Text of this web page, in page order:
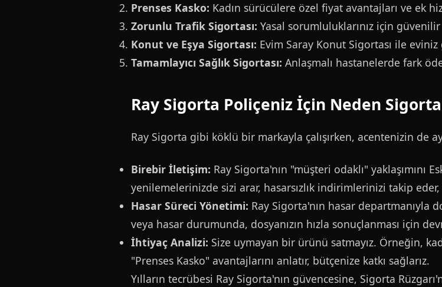
Prenses Kasko: Kadın sürücülere özel fiyat avantajları ve ek
Zorunlu Trafik Sigortası: Yasal sorumluluklarınız için
Konut ve Eşya Sigortası: Evim Saray Konut Sigortası ile
Tamamlayıcı Sağlık Sigortası: Anlaşmalı hastanelerde fark
Ray Sigorta Poliçeniz İçin Neden Sigorta
Ray Sigorta gibi köklü bir markayla çalışırken, acentenizin de
Birebir İletişim: Ray Sigorta'nın "müşteri odaklı" yaklaşımını
yenilemelerinizde sizi arar, hasarsızlık indirimlerinizi takip eder,
Hasar Süreci Yönetimi: Ray Sigorta'nın hasar departmanıyla
veya hasar durumunda, dosyanızın hızla sonuçlanması için
İhtiyaç Analizi: Size uymayan bir ürünü satmayız. Örneğin,
"Prenses Kasko" avantajlarını anlatır, bütçenize katkı sağlarız.
Yılların tecrübesi Ray Sigorta'nın güvencesine, Sigorta